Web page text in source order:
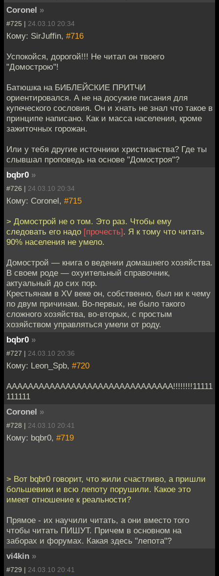
Coronel »
#725 | 24.03.10 20:34
Кому: SirJuffin, #716
Успокойся, дорогой!!! Не читал он твоего
"Домострою"!
Батюшка на БИБЛЕЙСКИЕ ПРИТЧИ
ориентировался. А не на досужие писания для
купеческого сословия. Он и хнать не знал что такое в
принципе написано. Как и масса населения, кроме
зажиточных горожан.
Или у тебя другие источники христианства? Где ты
слывшал проповедь на основе "Домостроя"?
bqbr0 »
#726 | 24.03.10 20:34
Кому: Coronel, #715
> Домострой не о том. Это раз. Чтобы ему
следовать его надо [прочесть]. Я к тому что читать
90% населения не умело.
Домострой — книга о ведении домашнего хозяйства.
В своем роде — охуительный справочник,
актуальный до сих пор.
Крестьянам в XV веке он, собственно, был ни к чему
по двум причинам. Во-первых, не было такого
сложного хозяйства, во-вторых, с простым
хозяйством управляться умели от роду.
bqbr0 »
#727 | 24.03.10 20:36
Кому: Leon_Spb, #720
ААААААААААААААААААААААААААААААА!!!!!!!!11111
111111
Coronel »
#728 | 24.03.10 20:41
Кому: bqbr0, #719
> Вот bqbr0 говорит, что жили счастливо, а пришли
большевики и всю лепоту порушили. Какое это
имеет отношение к реальности?
Прямое - их научили читать, а они вместо того
чтобы читать ПИШУТ. Причем в основном на
заборах и форумах. Какая здесь "лепота"?
vi4kin »
#729 | 24.03.10 20:41